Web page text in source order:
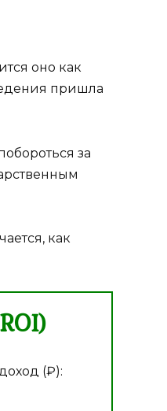
оно как
пришла
за
как
(₽):